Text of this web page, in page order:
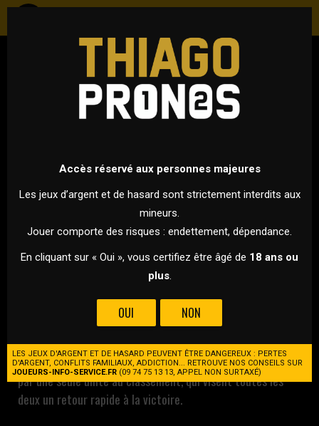
FOOTBALL
ANGLETERRE - PREMIER LEAGUE
24 JANVIER 2026 À 16H00
VS
POUR CETTE 23ÈME JOURNÉE DE PREMIER LEAGUE, FULHAM
ACCUEILLE BRIGHTON À CRAVEN COTTAGE !
La capitale anglaise accueille l’une des affiches de la 23e
journée de Premier League avec un duel équilibré entre
Fulham et Brighton & Hove Albion, ce samedi à Craven
Cottage. Deux formations de milieu de tableau, séparées
par une seule unité au classement, qui visent toutes les
deux un retour rapide à la victoire.
Accès réservé aux personnes majeures
Les jeux d’argent et de hasard sont strictement interdits aux
mineurs.
Jouer comporte des risques : endettement, dépendance.
En cliquant sur « Oui », vous certifiez être âgé de 18 ans ou
plus.
OUI NON
LES JEUX D'ARGENT ET DE HASARD PEUVENT ÊTRE DANGEREUX : PERTES
D'ARGENT, CONFLITS FAMILIAUX, ADDICTION... RETROUVE NOS CONSEILS SUR
JOUEURS-INFO-SERVICE.FR (09 74 75 13 13, APPEL NON SURTAXÉ)